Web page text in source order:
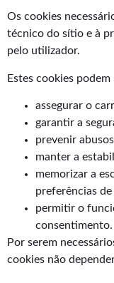
Os cookies
técnico do sítio e à
pelo utilizador.
Estes cookies
assegurar o
garantir a
prevenir
manter a
memorizar a
preferências de
permitir o
consentimento.
Por serem
cookies não